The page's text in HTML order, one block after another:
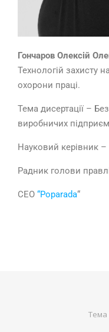
Гончаров Олексій
Технологій захисту
охорони праці.
Тема дисертації –
виробничих
Науковий керівник –
Радник голови
CEO “Poparada“
Тема